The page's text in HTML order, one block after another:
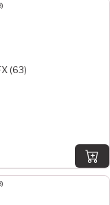
(63)